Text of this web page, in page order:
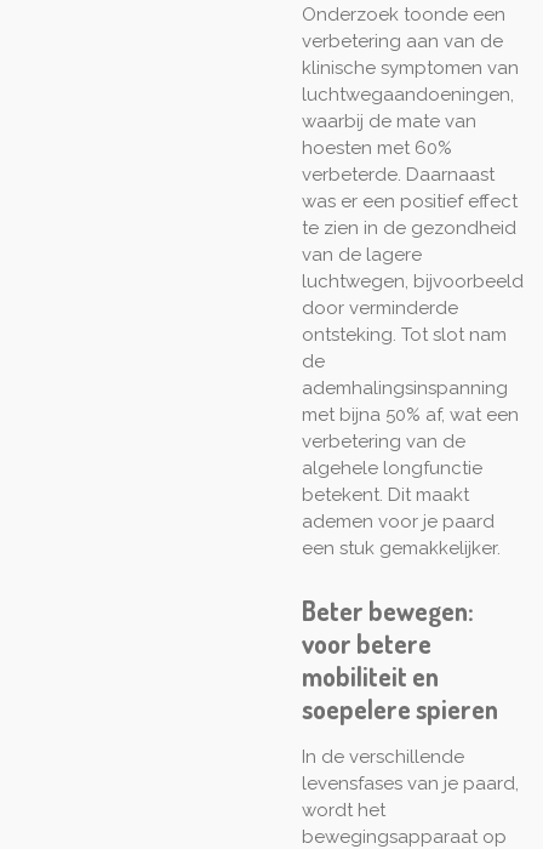
Onderzoek toonde een
verbetering aan van de
klinische symptomen van
luchtwegaandoeningen,
waarbij de mate van
hoesten met 60%
verbeterde. Daarnaast
was er een positief effect
te zien in de gezondheid
van de lagere
luchtwegen, bijvoorbeeld
door verminderde
ontsteking. Tot slot nam
de
ademhalingsinspanning
met bijna 50% af, wat een
verbetering van de
algehele longfunctie
betekent. Dit maakt
ademen voor je paard
een stuk gemakkelijker.
Beter bewegen:
voor betere
mobiliteit en
soepelere spieren
In de verschillende
levensfases van je paard,
wordt het
bewegingsapparaat op